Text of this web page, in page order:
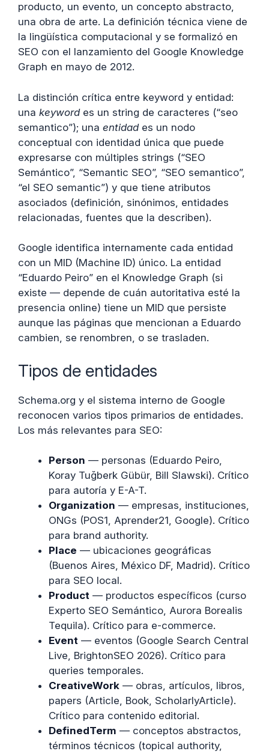
producto, un evento, un concepto abstracto,
una obra de arte. La definición técnica viene de
la lingüística computacional y se formalizó en
SEO con el lanzamiento del Google Knowledge
Graph en mayo de 2012.
La distinción crítica entre keyword y entidad:
una keywordes un string de caracteres (“seo
semantico”); una entidades un nodo
conceptual con identidad única que puede
expresarse con múltiples strings (“SEO
Semántico”, “Semantic SEO”, “SEO semantico”,
“el SEO semantic”) y que tiene atributos
asociados (definición, sinónimos, entidades
relacionadas, fuentes que la describen).
Google identifica internamente cada entidad
con un MID (Machine ID) único. La entidad
“Eduardo Peiro” en el Knowledge Graph (si
existe — depende de cuán autoritativa esté la
presencia online) tiene un MID que persiste
aunque las páginas que mencionan a Eduardo
cambien, se renombren, o se trasladen.
Tipos de entidades
Schema.org y el sistema interno de Google
reconocen varios tipos primarios de entidades.
Los más relevantes para SEO:
Person — personas (Eduardo Peiro,
Koray Tuğberk Gübür, Bill Slawski). Crítico
para autoría y E-A-T.
Organization — empresas, instituciones,
ONGs (POS1, Aprender21, Google). Crítico
para brand authority.
Place — ubicaciones geográficas
(Buenos Aires, México DF, Madrid). Crítico
para SEO local.
Product — productos específicos (curso
Experto SEO Semántico, Aurora Borealis
Tequila). Crítico para e-commerce.
Event — eventos (Google Search Central
Live, BrightonSEO 2026). Crítico para
queries temporales.
CreativeWork — obras, artículos, libros,
papers (Article, Book, ScholarlyArticle).
Crítico para contenido editorial.
DefinedTerm — conceptos abstractos,
términos técnicos (topical authority,